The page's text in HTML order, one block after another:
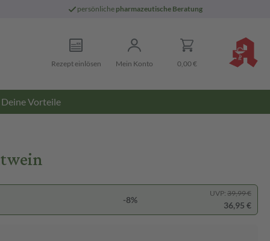
persönliche pharmazeutische Beratung
Rezept einlösen Mein Konto 0,00 €
Deine Vorteile
-8%
UVP: 39,99 €
36,95 €